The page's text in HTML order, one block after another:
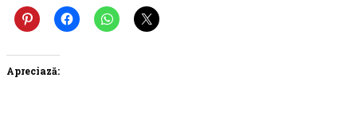
Apreciază: